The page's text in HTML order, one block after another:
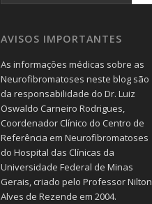
AVISOS IMPORTANTES
As informações médicas sobre as
Neurofibromatoses neste blog são
da responsabilidade do Dr. Luiz
Oswaldo Carneiro Rodrigues,
Coordenador Clínico do Centro de
Referência em Neurofibromatoses
do Hospital das Clínicas da
Universidade Federal de Minas
Gerais, criado pelo Professor Nilton
Alves de Rezende em 2004.